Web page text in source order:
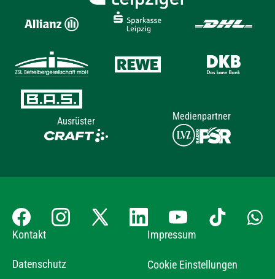
Ausrüster Medienpartner
Kontakt Impressum
Datenschutz Cookie Einstellungen